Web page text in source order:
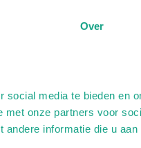
Over
social media te bieden en
met onze partners voor
informatie die u aan
Plan je